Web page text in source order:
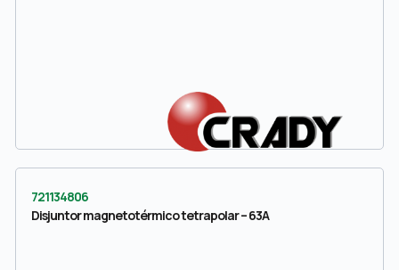
721134806
Disjuntor magnetotérmico tetrapolar – 63A